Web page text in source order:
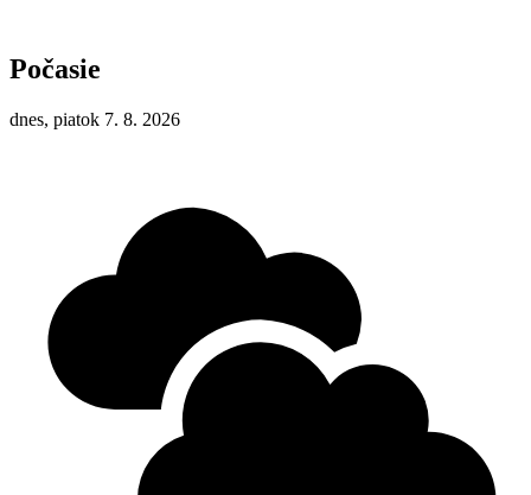
Počasie
dnes, piatok 7. 8. 2026